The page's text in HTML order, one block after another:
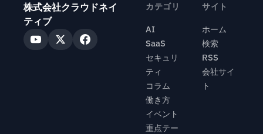
株式会社クラウドネイ
ティブ
カテゴリ
AI
SaaS
セキュリ
ティ
コラム
働き方
イベント
重点テー
サイト
ホーム
検索
RSS
会社サイ
ト